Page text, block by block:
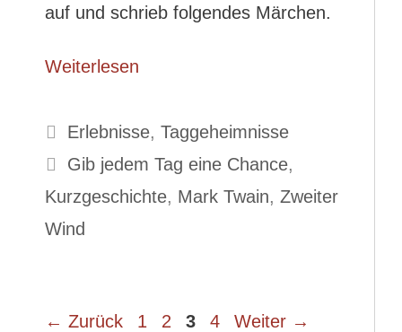
auf und schrieb folgendes Märchen.
Weiterlesen
Kategorien
Erlebnisse, Taggeheimnisse
Schlagwörter
Gib jedem Tag eine Chance,
Kurzgeschichte, Mark Twain, Zweiter
Wind
← Zurück Seite
1 Seite
2 Seite
3 Seite
4 Weiter →